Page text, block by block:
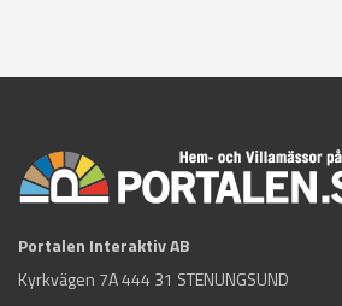
Portalen Interaktiv AB
Kyrkvägen 7A 444 31 STENUNGSUND